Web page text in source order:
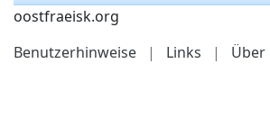
oostfraeisk.org
Benutzerhinweise
| Links | Über